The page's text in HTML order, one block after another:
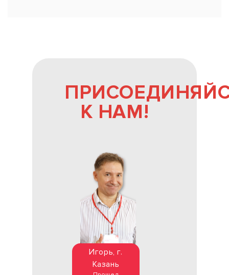
К НАМ!
Игорь, г.
Казань